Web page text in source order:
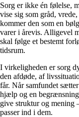
Sorg er ikke én følelse,
vise sig som gråd,
kommer den som en
varer i årevis. Alligevel
skal følge et bestemt
tidsrum.
I virkeligheden er sorg
den afdøde, af
får. Når samfundet
hjælp og en
give struktur og mening
passer ind i dem.